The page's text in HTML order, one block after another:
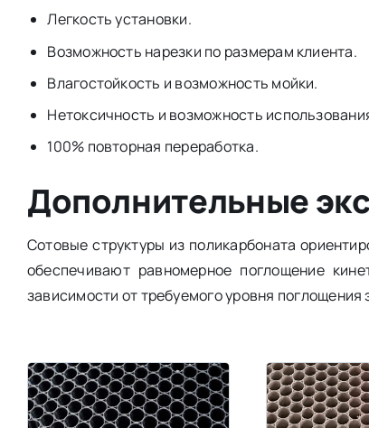
Легкость установки.
Возможность нарезки по размерам клиента.
Влагостойкость и возможность мойки.
Нетоксичность и возможность
100% повторная переработка.
Дополнительные
Сотовые структуры из поликарбоната
обеспечивают равномерное поглощение
зависимости от требуемого уровня